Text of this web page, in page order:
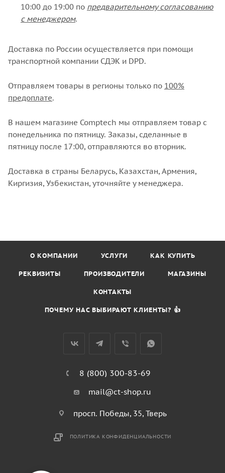
10:00 до 19:00 по предварительному согласованию
с менеджером.
Доставка по России осуществляется при помощи
транспортной компании СДЭК и DPD.
Отправляем товары в регионы только по 100%
предоплате.
В нашем магазине Comptech мы отправляем товар с
понедельника по пятницу. Заказы, сделанные в
пятницу после 17:00, отправляются во вторник.
Доставка в страны Беларусь, Казахстан, Армения,
Киргизия, Узбекистан, уточняйте у менеджера.
О КОМПАНИИ УСЛУГИ КАК КУПИТЬ
РЕКВИЗИТЫ ПРОИЗВОДИТЕЛИ МАГАЗИНЫ
КОНТАКТЫ
ПОЧЕМУ НАС ВЫБИРАЮТ КЛИЕНТЫ? 👍
8 (800) 300-83-69
mail@ct-shop.ru
просп. Победы, 35, Тверь
ПОЛИТИКА КОНФИДЕНЦИАЛЬНОСТИ